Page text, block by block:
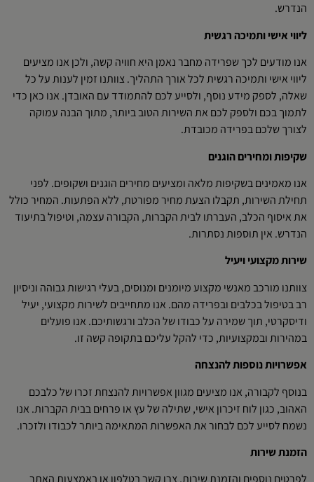
הנדרש.
ליווי אישי ותמיכה רגשית
אנו מודעים לכך שפרידה מחבר נאמן היא חוויה קשה, ולכן אנו מציעים
ליווי אישי ותמיכה רגשית לכל אורך התהליך. צוותנו זמין לענות על כל
שאלה, לספק מידע נוסף, ולסייע לכם להתמודד עם האובדן. אנו כאן כדי
לתמוך בכם ולספק לכם את השירות הטוב ביותר, מתוך הבנה עמוקה
לצורך שלכם בפרידה מכובדת.
שקיפות ומחירים הוגנים
אנו מאמינים בשקיפות מלאה ומציעים מחירים הוגנים ושקופים. לפני
תחילת השירות, תקבלו הצעת מחיר מפורטת, ללא הפתעות. המחיר כולל
את איסוף הכלב, העברתו לבית הקברות, הקבורה עצמה, וטיפול בתיעוד
הנדרש. אין תוספות נסתרות.
שירות מקצועי ויעיל
צוותנו מורכב מאנשי מקצוע מיומנים ומנוסים, בעלי רגישות גבוהה וניסיון
רב בטיפול בכלבים ובפרידה מהם. אנו מתחייבים לשירות מקצועי, יעיל
ודיסקרטי, תוך שמירה על כבודו של הכלב ורגשותיכם. אנו פועלים
במהירות ובמקצועיות, כדי להקל עליכם בתקופה קשה זו.
אפשרויות נוספות להנצחה
בנוסף לקבורה, אנו מציעים מגוון אפשרויות להנצחת זכרו של כלבכם
האהוב, כגון לוח זיכרון אישי, שתילה של עץ או פרחים בבית הקברות. אנו
נשמח לסייע לכם לבחור את האפשרות המתאימה ביותר לכבודו ולזכרו.
הזמנת שירות
לפרטים נוספים והזמנת שירות, צרו קשר בטלפון או באמצעות האתר